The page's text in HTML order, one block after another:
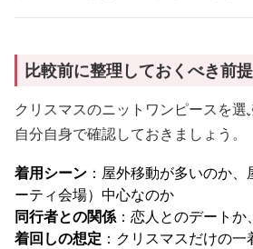
比較前に整理しておくべき前
クリスマスのニットワンピースを
自分自身で確認しておきましょう。
着用シーン ：屋外移動が多いのか
ーティ会場）中心なのか
同行者との関係：恋人とのデートか
着回しの想定 ：クリスマスだけの